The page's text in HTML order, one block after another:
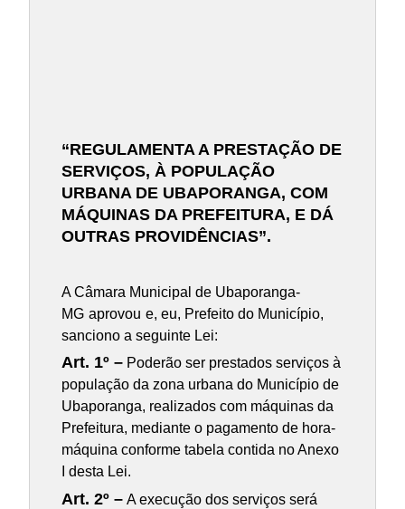
“REGULAMENTA A PRESTAÇÃO DE
SERVIÇOS, À POPULAÇÃO
URBANA DE UBAPORANGA, COM
MÁQUINAS DA PREFEITURA, E DÁ
OUTRAS PROVIDÊNCIAS”.
A Câmara Municipal de Ubaporanga-
MG aprovou e, eu, Prefeito do Município,
sanciono a seguinte Lei:
Art. 1º – Poderão ser prestados serviços à
população da zona urbana do Município de
Ubaporanga, realizados com máquinas da
Prefeitura, mediante o pagamento de hora-
máquina conforme tabela contida no Anexo
I desta Lei.
Art. 2º – A execução dos serviços será